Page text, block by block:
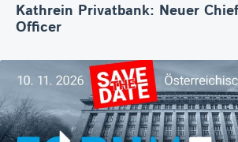
Kathrein Privatbank: Neuer
Officer